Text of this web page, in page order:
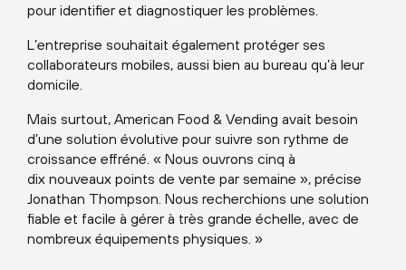
pour identifier et diagnostiquer les problèmes.
L’entreprise souhaitait également protéger ses
collaborateurs mobiles, aussi bien au bureau qu’à leur
domicile.
Mais surtout, American Food & Vending avait besoin
d’une solution évolutive pour suivre son rythme de
croissance effréné. « Nous ouvrons cinq à
dix nouveaux points de vente par semaine », précise
Jonathan Thompson. Nous recherchions une solution
fiable et facile à gérer à très grande échelle, avec de
nombreux équipements physiques. »